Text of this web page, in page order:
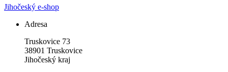
Jihočeský e-shop
Adresa
Truskovice 73
38901 Truskovice
Jihočeský kraj